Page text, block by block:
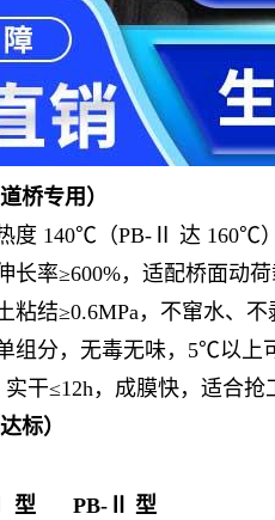
桥专用）
度 140℃（PB-Ⅱ 达 160℃
长率≥600%，适配桥面动
粘结≥0.6MPa，不窜水、不
组分，无毒无味，5℃以上
干≤12h，成膜快，适合抢
标）
型
PB-Ⅱ 型